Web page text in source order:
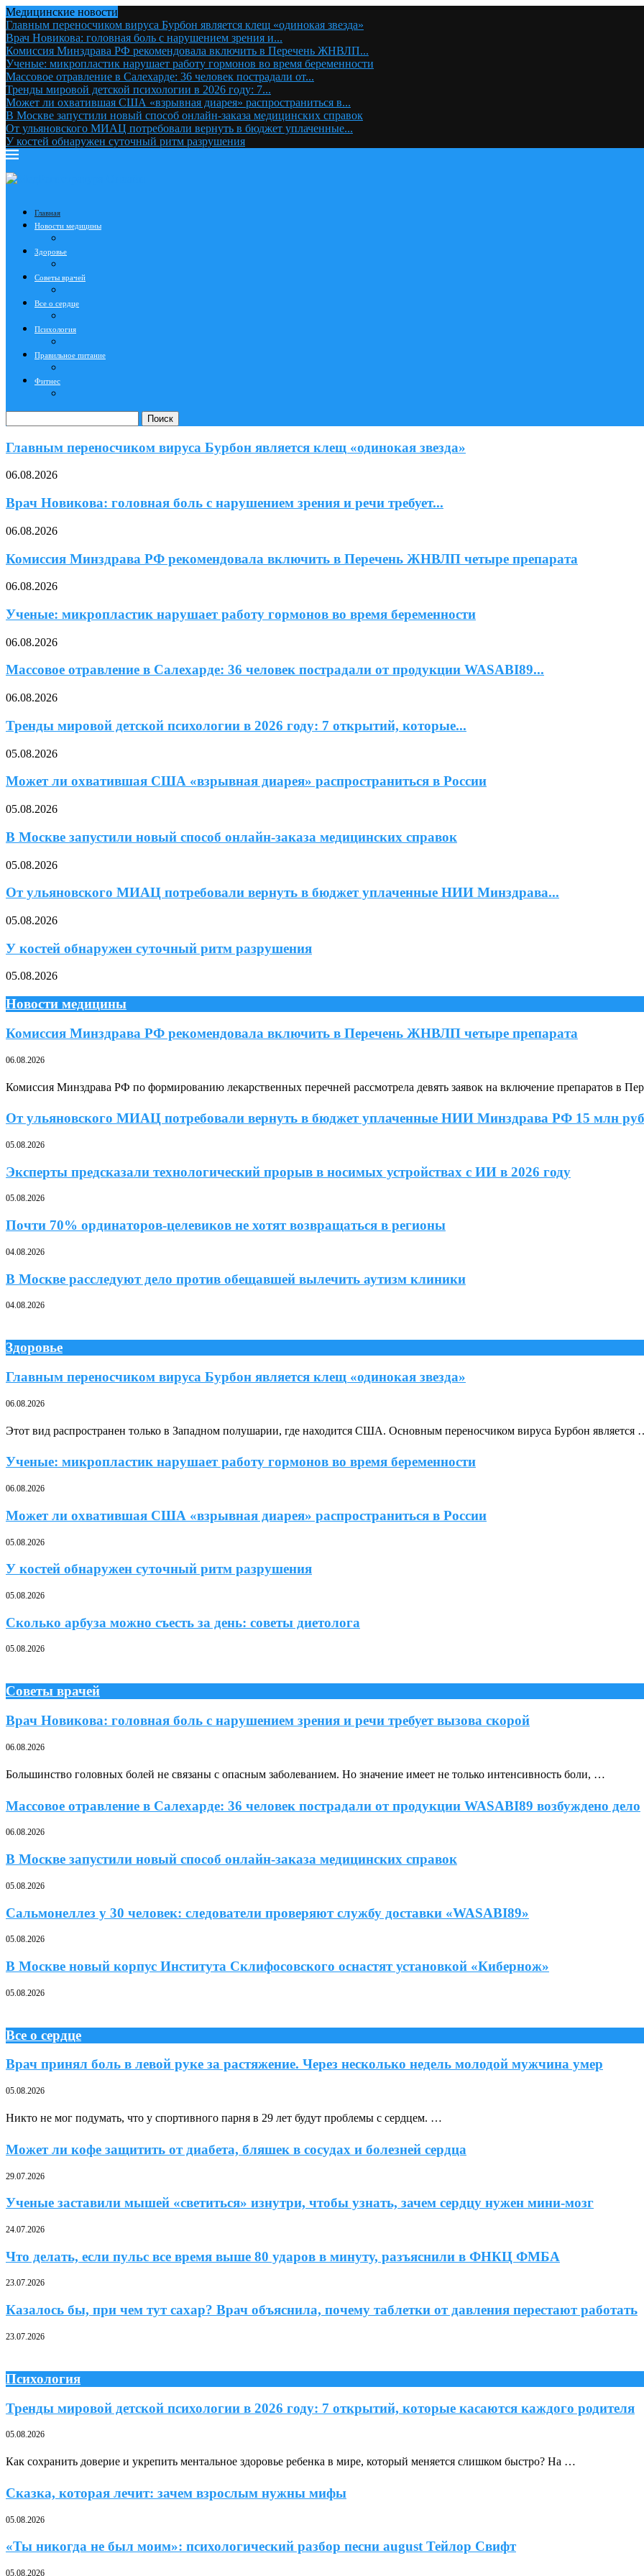
Медицинские новости
Главным переносчиком вируса Бурбон является клещ «одинокая звезда»
Врач Новикова: головная боль с нарушением зрения и...
Комиссия Минздрава РФ рекомендовала включить в Перечень ЖНВЛП...
Ученые: микропластик нарушает работу гормонов во время беременности
Массовое отравление в Салехарде: 36 человек пострадали от...
Тренды мировой детской психологии в 2026 году: 7...
Может ли охватившая США «взрывная диарея» распространиться в...
В Москве запустили новый способ онлайн-заказа медицинских справок
От ульяновского МИАЦ потребовали вернуть в бюджет уплаченные...
У костей обнаружен суточный ритм разрушения
Главная
Новости медицины
Здоровье
Советы врачей
Все о сердце
Психология
Правильное питание
Фитнес
Поиск
Главным переносчиком вируса Бурбон является клещ «одинокая звезда»
06.08.2026
Врач Новикова: головная боль с нарушением зрения и речи требует...
06.08.2026
Комиссия Минздрава РФ рекомендовала включить в Перечень ЖНВЛП четыре препарата
06.08.2026
Ученые: микропластик нарушает работу гормонов во время беременности
06.08.2026
Массовое отравление в Салехарде: 36 человек пострадали от продукции WASABI89...
06.08.2026
Тренды мировой детской психологии в 2026 году: 7 открытий, которые...
05.08.2026
Может ли охватившая США «взрывная диарея» распространиться в России
05.08.2026
В Москве запустили новый способ онлайн-заказа медицинских справок
05.08.2026
От ульяновского МИАЦ потребовали вернуть в бюджет уплаченные НИИ Минздрава...
05.08.2026
У костей обнаружен суточный ритм разрушения
05.08.2026
Новости медицины
Комиссия Минздрава РФ рекомендовала включить в Перечень ЖНВЛП четыре препарата
06.08.2026
Комиссия Минздрава РФ по формированию лекарственных перечней рассмотрела девять заявок на включение препаратов в
От ульяновского МИАЦ потребовали вернуть в бюджет уплаченные НИИ Минздрава РФ 15 млн
05.08.2026
Эксперты предсказали технологический прорыв в носимых устройствах с ИИ в 2026 году
05.08.2026
Почти 70% ординаторов-целевиков не хотят возвращаться в регионы
04.08.2026
В Москве расследуют дело против обещавшей вылечить аутизм клиники
04.08.2026
Здоровье
Главным переносчиком вируса Бурбон является клещ «одинокая звезда»
06.08.2026
Этот вид распространен только в Западном полушарии, где находится США. Основным переносчиком вируса Бурбон является
Ученые: микропластик нарушает работу гормонов во время беременности
06.08.2026
Может ли охватившая США «взрывная диарея» распространиться в России
05.08.2026
У костей обнаружен суточный ритм разрушения
05.08.2026
Сколько арбуза можно съесть за день: советы диетолога
05.08.2026
Советы врачей
Врач Новикова: головная боль с нарушением зрения и речи требует вызова скорой
06.08.2026
Большинство головных болей не связаны с опасным заболеванием. Но значение имеет не только интенсивность боли, …
Массовое отравление в Салехарде: 36 человек пострадали от продукции WASABI89 возбуждено дело
06.08.2026
В Москве запустили новый способ онлайн-заказа медицинских справок
05.08.2026
Сальмонеллез у 30 человек: следователи проверяют службу доставки «WASABI89»
05.08.2026
В Москве новый корпус Института Склифосовского оснастят установкой «Кибернож»
05.08.2026
Все о сердце
Врач принял боль в левой руке за растяжение. Через несколько недель молодой мужчина умер
05.08.2026
Никто не мог подумать, что у спортивного парня в 29 лет будут проблемы с сердцем. …
Может ли кофе защитить от диабета, бляшек в сосудах и болезней сердца
29.07.2026
Ученые заставили мышей «светиться» изнутри, чтобы узнать, зачем сердцу нужен мини-мозг
24.07.2026
Что делать, если пульс все время выше 80 ударов в минуту, разъяснили в ФНКЦ ФМБА
23.07.2026
Казалось бы, при чем тут сахар? Врач объяснила, почему таблетки от давления перестают работать
23.07.2026
Психология
Тренды мировой детской психологии в 2026 году: 7 открытий, которые касаются каждого родителя
05.08.2026
Как сохранить доверие и укрепить ментальное здоровье ребенка в мире, который меняется слишком быстро? На …
Сказка, которая лечит: зачем взрослым нужны мифы
05.08.2026
«Ты никогда не был моим»: психологический разбор песни august Тейлор Свифт
05.08.2026